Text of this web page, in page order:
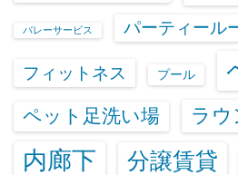
バレーサービス パーティール
フィットネス プール
ペット足洗い場 ラウ
内廊下 分譲賃貸